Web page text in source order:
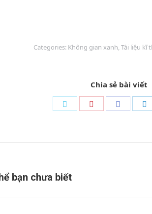
Categories: Không gian xanh Tài liệu kĩ
Chia sẻ bài viết
bạn chưa biết